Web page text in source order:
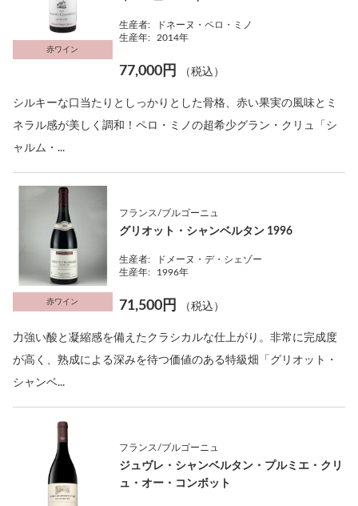
赤ワイン
生産者:
ドネーヌ・ペロ・ミノ
生産年:
2014年
77,000円 （税込）
シルキーな口当たりとしっかりとした骨格、赤い果実の風味とミ
ネラル感が美しく調和！ペロ・ミノの超希少グラン・クリュ「シ
ャルム・...
赤ワイン
フランス/ブルゴーニュ
グリオット・シャンベルタン 1996
生産者:
ドメーヌ・デ・シェゾー
生産年:
1996年
71,500円 （税込）
力強い酸と凝縮感を備えたクラシカルな仕上がり。非常に完成度
が高く、熟成による深みを待つ価値のある特級畑「グリオット・
シャンベ...
フランス/ブルゴーニュ
ジュヴレ・シャンベルタン・プルミエ・クリ
ュ・オー・コンボット